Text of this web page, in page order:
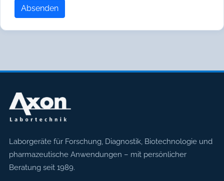
Absenden
Axon Labortechnik
Laborgeräte für Forschung, Diagnostik, Biotechnologie und
pharmazeutische Anwendungen – mit persönlicher
Beratung seit 1989.